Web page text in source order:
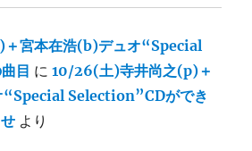
宮本在浩(b)デュオ“Special
目 に10/26(土)寺井尚之(p)＋
“Special Selection”CDができ
より